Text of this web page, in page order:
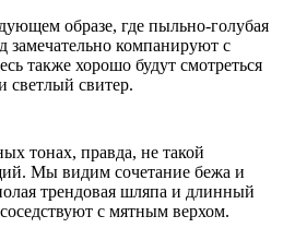
образе, где пыльно-голубая
замечательно компанируют с
также хорошо будут смотреться
светлый свитер.
тонах, правда, не такой
Мы видим сочетание бежа и
трендовая шляпа и длинный
с мятным верхом.